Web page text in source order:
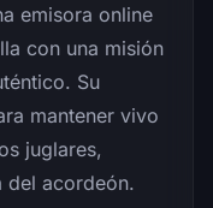
emisora online
con una misión
Su
mantener vivo
juglares,
del acordeón.